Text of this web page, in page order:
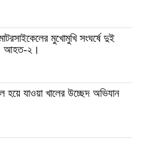
মুখোমুখি সংঘর্ষে দুই
আহত-২।
হয়ে যাওয়া খালের উচ্ছেদ অভিযান